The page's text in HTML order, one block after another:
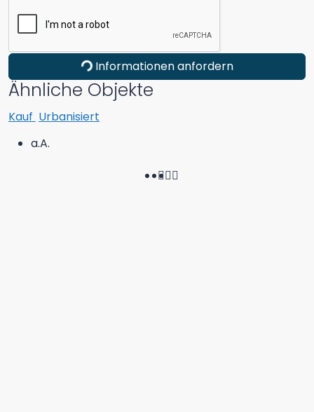
Informationen anfordern
Ähnliche Objekte
Kauf Urbanisiert
a.A.